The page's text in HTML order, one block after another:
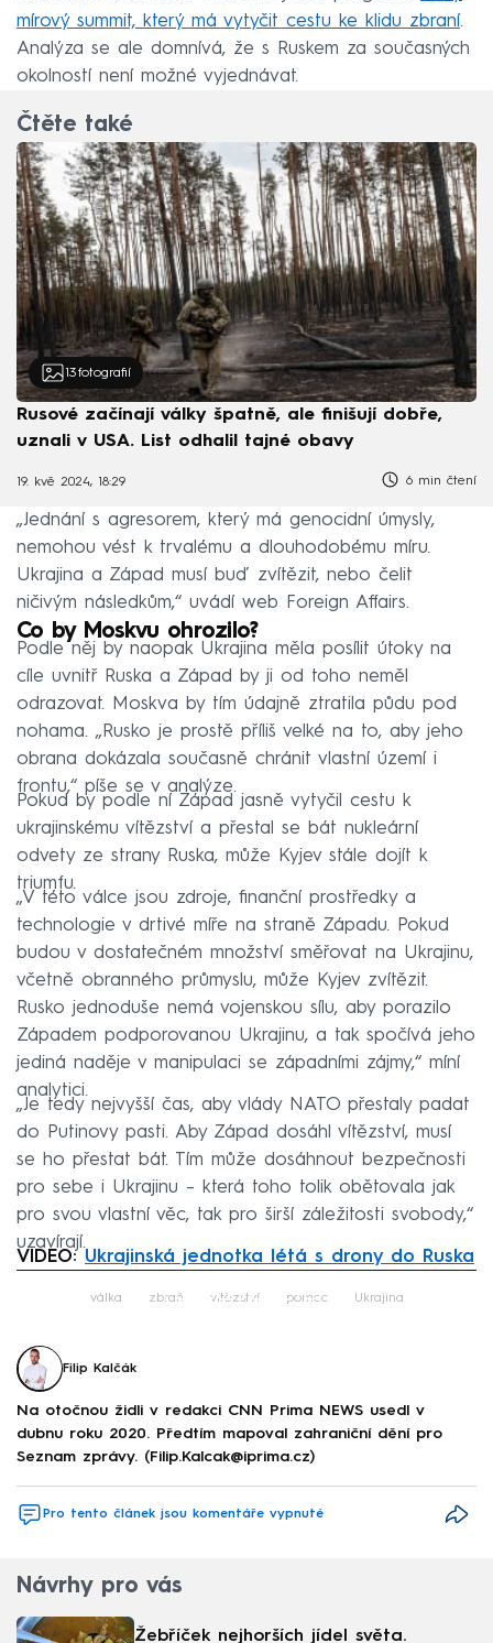
mírový summit, který má vytyčit cestu ke klidu zbraní.
Analýza se ale domnívá, že s Ruskem za současných
okolností není možné vyjednávat.
Čtěte také
13 fotografií
Rusové začínají války špatně, ale finišují dobře,
uznali v USA. List odhalil tajné obavy
19. kvě 2024, 18:29 6 min čtení
„Jednání s agresorem, který má genocidní úmysly,
nemohou vést k trvalému a dlouhodobému míru.
Ukrajina a Západ musí buď zvítězit, nebo čelit
ničivým následkům,“ uvádí web Foreign Affairs.
Co by Moskvu ohrozilo?
Podle něj by naopak Ukrajina měla posílit útoky na
cíle uvnitř Ruska a Západ by ji od toho neměl
odrazovat. Moskva by tím údajně ztratila půdu pod
nohama. „Rusko je prostě příliš velké na to, aby jeho
obrana dokázala současně chránit vlastní území i
frontu,“ píše se v analýze.
Pokud by podle ní Západ jasně vytyčil cestu k
ukrajinskému vítězství a přestal se bát nukleární
odvety ze strany Ruska, může Kyjev stále dojít k
triumfu.
„V této válce jsou zdroje, finanční prostředky a
technologie v drtivé míře na straně Západu. Pokud
budou v dostatečném množství směřovat na Ukrajinu,
včetně obranného průmyslu, může Kyjev zvítězit.
Rusko jednoduše nemá vojenskou sílu, aby porazilo
Západem podporovanou Ukrajinu, a tak spočívá jeho
jediná naděje v manipulaci se západními zájmy,“ míní
analytici.
„Je tedy nejvyšší čas, aby vlády NATO přestaly padat
do Putinovy pasti. Aby Západ dosáhl vítězství, musí
se ho přestat bát. Tím může dosáhnout bezpečnosti
pro sebe i Ukrajinu – která toho tolik obětovala jak
pro svou vlastní věc, tak pro širší záležitosti svobody,“
uzavírají.
VIDEO: Ukrajinská jednotka létá s drony do Ruska
Failed to fetch
válka zbraň vítězství pomoc Ukrajina
Filip Kalčák
Na otočnou židli v redakci CNN Prima NEWS usedl v
dubnu roku 2020. Předtím mapoval zahraniční dění pro
Seznam zprávy. (Filip.Kalcak@iprima.cz)
Pro tento článek jsou komentáře vypnuté
Návrhy pro vás
Žebříček nejhorších jídel světa.